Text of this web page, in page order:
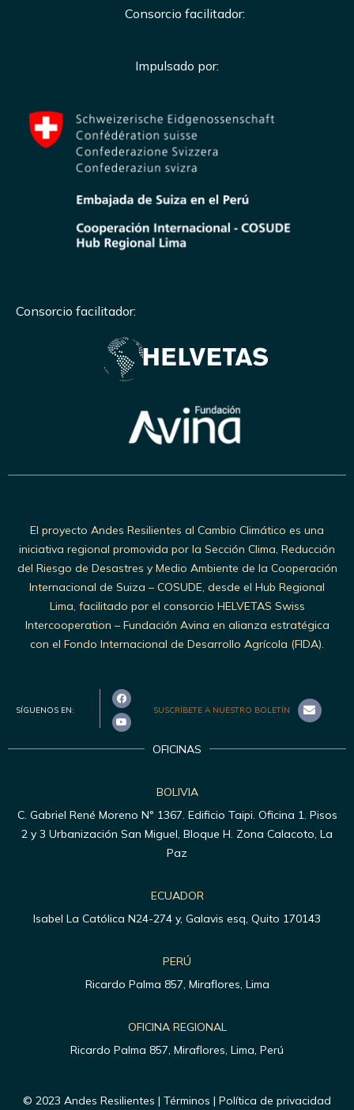
Consorcio facilitador:
Impulsado por:
Consorcio facilitador:
El proyecto Andes Resilientes al Cambio Climático es una
iniciativa regional promovida por la Sección Clima, Reducción
del Riesgo de Desastres y Medio Ambiente de la Cooperación
Internacional de Suiza – COSUDE, desde el Hub Regional
Lima, facilitado por el consorcio HELVETAS Swiss
Intercooperation – Fundación Avina en alianza estratégica
con el Fondo Internacional de Desarrollo Agrícola (FIDA).
SÍGUENOS EN: SUSCRÍBETE A NUESTRO BOLETÍN
OFICINAS
BOLIVIA
C. Gabriel René Moreno N° 1367. Edificio Taipi. Oficina 1. Pisos
2 y 3 Urbanización San Miguel, Bloque H. Zona Calacoto, La
Paz
ECUADOR
Isabel La Católica N24-274 y, Galavis esq, Quito 170143
PERÚ
Ricardo Palma 857, Miraflores, Lima
OFICINA REGIONAL
Ricardo Palma 857, Miraflores, Lima, Perú
© 2023 Andes Resilientes | Términos | Política de privacidad